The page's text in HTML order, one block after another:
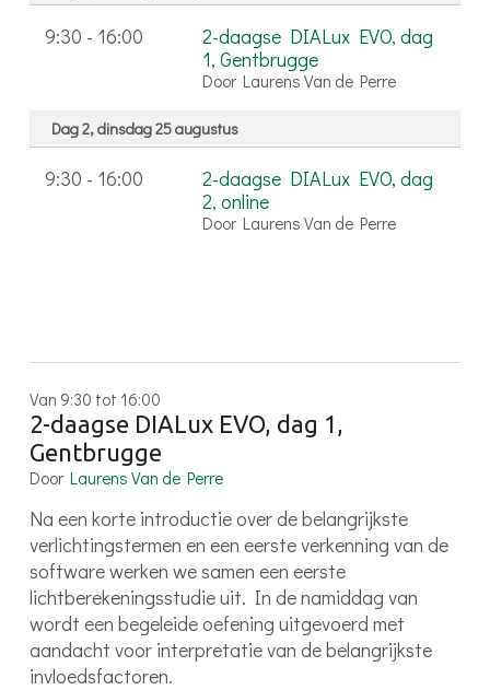
9:30 - 16:00
2-daagse DIALux EVO, dag
1, Gentbrugge
Door Laurens Van de Perre
Dag 2, dinsdag 25 augustus
9:30 - 16:00
2-daagse DIALux EVO, dag
2, online
Door Laurens Van de Perre
Van 9:30 tot 16:00
2-daagse DIALux EVO, dag 1,
Gentbrugge
Door Laurens Van de Perre
Na een korte introductie over de belangrijkste
verlichtingstermen en een eerste verkenning van de
software werken we samen een eerste
lichtberekeningsstudie uit. In de namiddag van
wordt een begeleide oefening uitgevoerd met
aandacht voor interpretatie van de belangrijkste
invloedsfactoren.